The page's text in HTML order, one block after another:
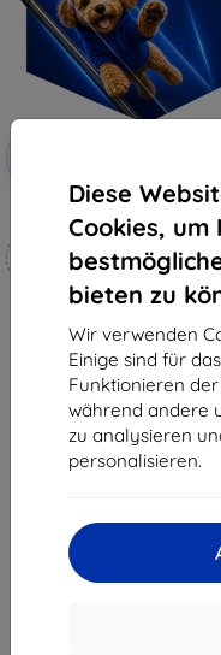
Diese
Cookies, um
bieten zu
Wir verwenden
Einige sind für
Funktionieren
während andere
zu analysieren
personalisieren.
3mk Hammer
Maßgeschneidert
hergestellt
19,90 €
17,91 €
Auf Lager 4 Stk.